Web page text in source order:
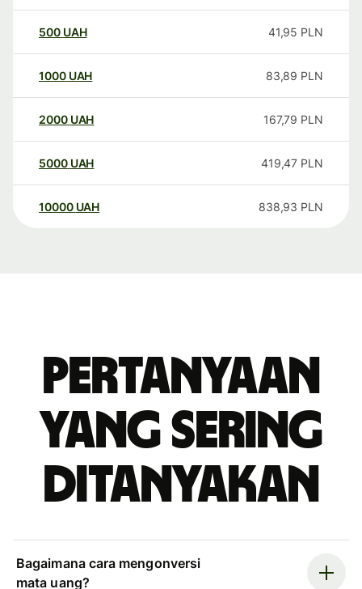
500 UAH 41,95 PLN
1000 UAH 83,89 PLN
2000 UAH 167,79 PLN
5000 UAH 419,47 PLN
10000 UAH 838,93 PLN
Pertanyaan
yang sering
ditanyakan
Bagaimana cara mengonversi
mata uang?